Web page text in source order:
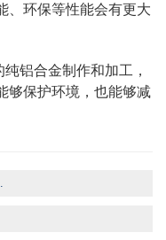
、环保等性能会有更大
铝合金制作和加工，
够保护环境，也能够减